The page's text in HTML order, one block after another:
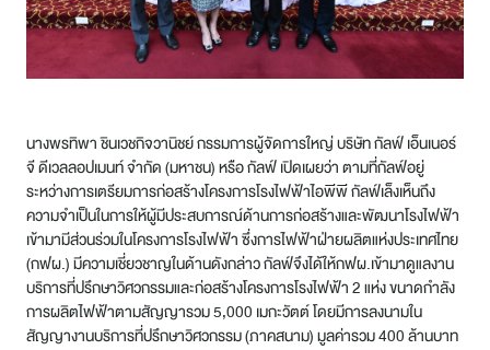
นางพรทิพา ชินเวชกิจวานิชย์ กรรมการผู้จัดการใหญ่ บริษัท กัลฟ์ เอ็นเนอร์
จี ดีเวลลอปเมนท์ จำกัด (มหาชน) หรือ กัลฟ์ เปิดเผยว่า ตามที่กัลฟ์อยู่
ระหว่างการเตรียมการก่อสร้างโครงการโรงไฟฟ้าไอพีพี กัลฟ์เล็งเห็นถึง
ความจำเป็นในการให้ผู้มีประสบการณ์ด้านการก่อสร้างและพัฒนาโรงไฟฟ้า
เข้ามามีส่วนร่วมในโครงการโรงไฟฟ้า ซึ่งการไฟฟ้าฝ่ายผลิตแห่งประเทศไทย
(กฟผ.) มีความเชี่ยวชาญในด้านดังกล่าว กัลฟ์จึงได้ให้กฟผ.เข้ามาดูแลงาน
บริการที่ปรึกษาวิศวกรรมและก่อสร้างโครงการโรงไฟฟ้า 2 แห่ง ขนาดกำลัง
การผลิตไฟฟ้าตามสัญญารวม 5,000 เมกะวัตต์ โดยมีการลงนามใน
สัญญางานบริการที่ปรึกษาวิศวกรรม (ภาคสนาม) มูลค่ารวม 400 ล้านบาท